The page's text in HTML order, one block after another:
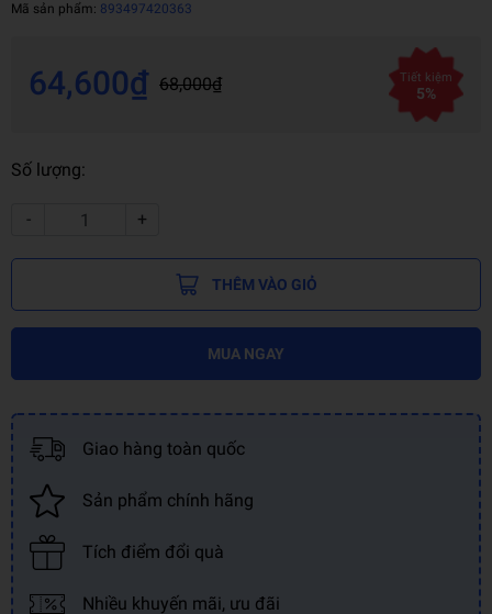
Mã sản phẩm: 893497420363
64,600₫ 68,000₫ Tiết kiệm
5%
Số lượng:
- +
THÊM VÀO GIỎ
MUA NGAY
Giao hàng toàn quốc
Sản phẩm chính hãng
Tích điểm đổi quà
Nhiều khuyến mãi, ưu đãi